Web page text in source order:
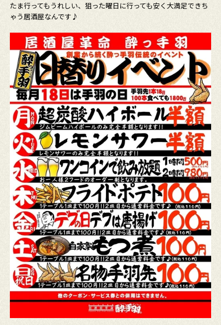
たま行ってもうれしい、狙った曜日に行っても安く大満足できち
ゃう居酒屋なんです♪